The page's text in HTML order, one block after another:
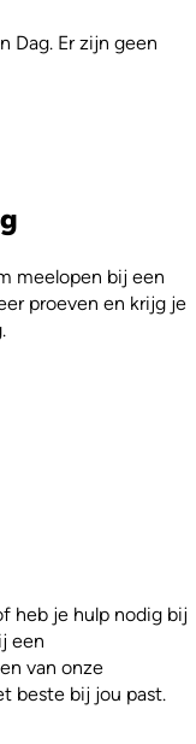
Dag. Er zijn geen
meelopen bij een
proeven en krijg je
heb je hulp nodig bij
een
van onze
beste bij jou past.